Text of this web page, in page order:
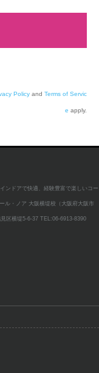
Policy and Terms of Servic
e apply.
インドアで快適、経験豊富で楽しいコー
ル・ノア 大阪横堤校（大阪府大阪市
区横堤5-6-37 TEL:06-6913-8390